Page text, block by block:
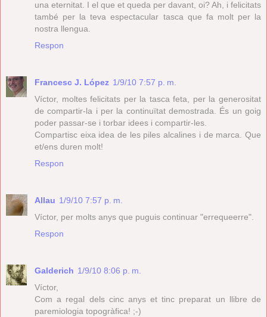
una eternitat. I el que et queda per davant, oi? Ah, i felicitats
també per la teva espectacular tasca que fa molt per la
nostra llengua.
Respon
Francesc J. López 1/9/10 7:57 p. m.
Víctor, moltes felicitats per la tasca feta, per la generositat
de compartir-la i per la continuïtat demostrada. És un goig
poder passar-se i torbar idees i compartir-les.
Compartisc eixa idea de les piles alcalines i de marca. Que
et/ens duren molt!
Respon
Allau 1/9/10 7:57 p. m.
Víctor, per molts anys que puguis continuar "errequeerre".
Respon
Galderich 1/9/10 8:06 p. m.
Víctor,
Com a regal dels cinc anys et tinc preparat un llibre de
paremiologia topogràfica! ;-)